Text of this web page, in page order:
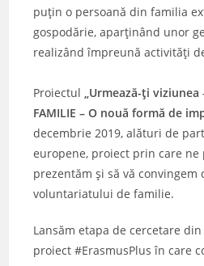
puțin o persoană din familia
gospodărie, aparținând unor
realizând împreună activități
Proiectul
„Urmează-ți viziunea
FAMILIE – O nouă formă de
decembrie 2019, alături de
europene, proiect prin care ne
prezentăm și să vă convingem
voluntariatului de familie.
Lansăm etapa de cercetare din
proiect #ErasmusPlus în care